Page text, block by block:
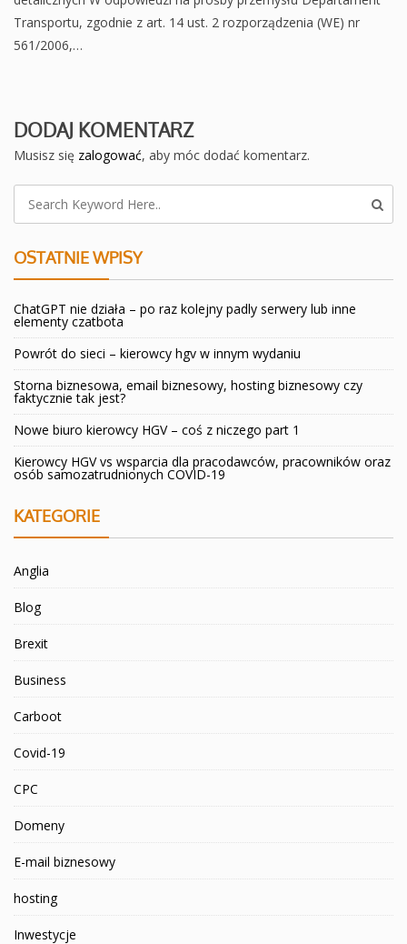
Transportu, zgodnie z art. 14 ust. 2 rozporządzenia (WE) nr
561/2006,…
DODAJ KOMENTARZ
Musisz się zalogować, aby móc dodać komentarz.
OSTATNIE WPISY
ChatGPT nie działa – po raz kolejny padly serwery lub inne
elementy czatbota
Powrót do sieci – kierowcy hgv w innym wydaniu
Storna biznesowa, email biznesowy, hosting biznesowy czy
faktycznie tak jest?
Nowe biuro kierowcy HGV – coś z niczego part 1
Kierowcy HGV vs wsparcia dla pracodawców, pracowników oraz
osób samozatrudnionych COVID-19
KATEGORIE
Anglia
Blog
Brexit
Business
Carboot
Covid-19
CPC
Domeny
E-mail biznesowy
hosting
Inwestycje